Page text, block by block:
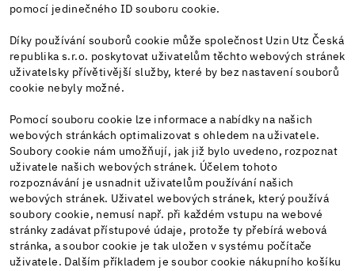
pomocí jedinečného ID souboru cookie.
Díky používání souborů cookie může společnost Uzin Utz Česká
republika s.r.o. poskytovat uživatelům těchto webových stránek
uživatelsky přívětivější služby, které by bez nastavení souborů
cookie nebyly možné.
Pomocí souboru cookie lze informace a nabídky na našich
webových stránkách optimalizovat s ohledem na uživatele.
Soubory cookie nám umožňují, jak již bylo uvedeno, rozpoznat
uživatele našich webových stránek. Účelem tohoto
rozpoznávání je usnadnit uživatelům používání našich
webových stránek. Uživatel webových stránek, který používá
soubory cookie, nemusí např. při každém vstupu na webové
stránky zadávat přístupové údaje, protože ty přebírá webová
stránka, a soubor cookie je tak uložen v systému počítače
uživatele. Dalším příkladem je soubor cookie nákupního košíku